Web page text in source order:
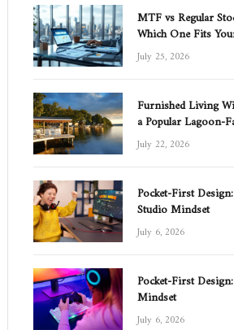
MTF vs Regular
Which One Fits
July 25, 2026
Furnished Living
a Popular Lagoon-
July 22, 2026
Pocket-First
Studio Mindset
July 6, 2026
Pocket-First
Mindset
July 6, 2026